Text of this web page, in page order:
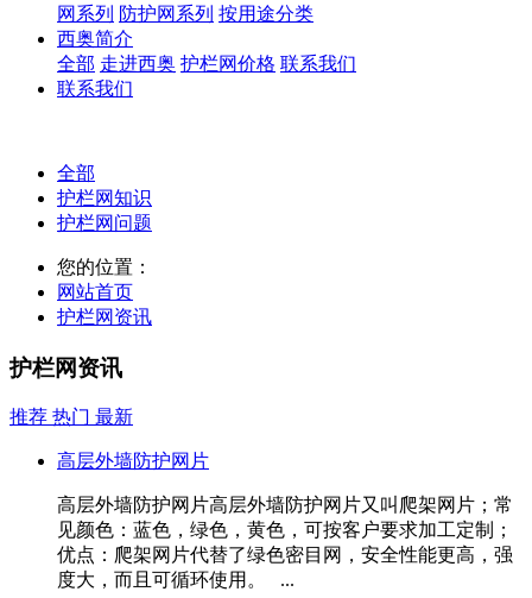
网系列 防护网系列 按用途分类
西奥简介
全部 走进西奥 护栏网价格 联系我们
联系我们
全部
护栏网知识
护栏网问题
您的位置：
网站首页
护栏网资讯
护栏网资讯
推荐 热门 最新
高层外墙防护网片
高层外墙防护网片高层外墙防护网片又叫爬架网片；常
见颜色：蓝色，绿色，黄色，可按客户要求加工定制；
优点：爬架网片代替了绿色密目网，安全性能更高，强
度大，而且可循环使用。 ...